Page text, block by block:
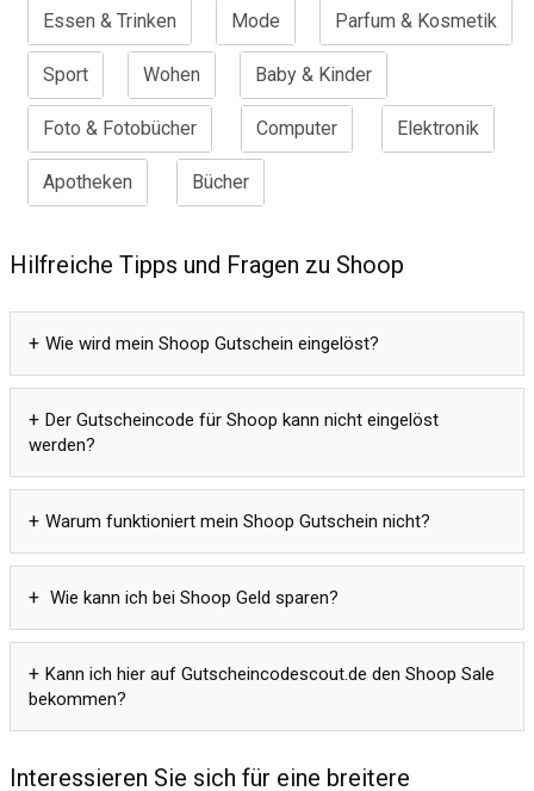
Essen & Trinken Mode Parfum & Kosmetik
Sport Wohen Baby & Kinder
Foto & Fotobücher Computer Elektronik
Apotheken Bücher
Hilfreiche Tipps und Fragen zu Shoop
Wie wird mein Shoop Gutschein eingelöst?
Der Gutscheincode für Shoop kann nicht eingelöst
werden?
Warum funktioniert mein Shoop Gutschein nicht?
Wie kann ich bei Shoop Geld sparen?
Kann ich hier auf Gutscheincodescout.de den Shoop Sale
bekommen?
Interessieren Sie sich für eine breitere